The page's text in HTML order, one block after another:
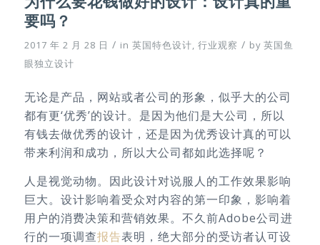
要吗？
2017 年 2 月 28 日 / in 英国特色设计, 行业观察 / by 英国鱼
眼独立设计
无论是产品，网站或者公司的形象，似乎大的公司
都有更‘优秀’的设计。是因为他们是大公司，所以
有钱去做优秀的设计，还是因为优秀设计真的可以
带来利润和成功，所以大公司都如此选择呢？
人是视觉动物。因此设计对说服人的工作效果影响
巨大。设计影响着受众对内容的第一印象，影响着
用户的消费决策和营销效果。不久前Adobe公司进
行的一项调查报告表明，绝大部分的受访者认可设